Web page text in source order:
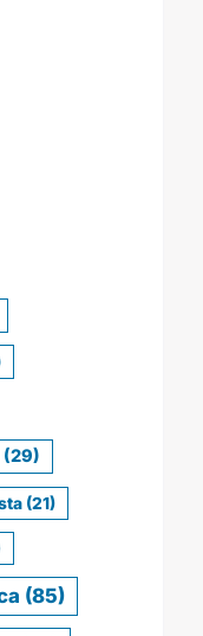
(29)
(21)
(85)